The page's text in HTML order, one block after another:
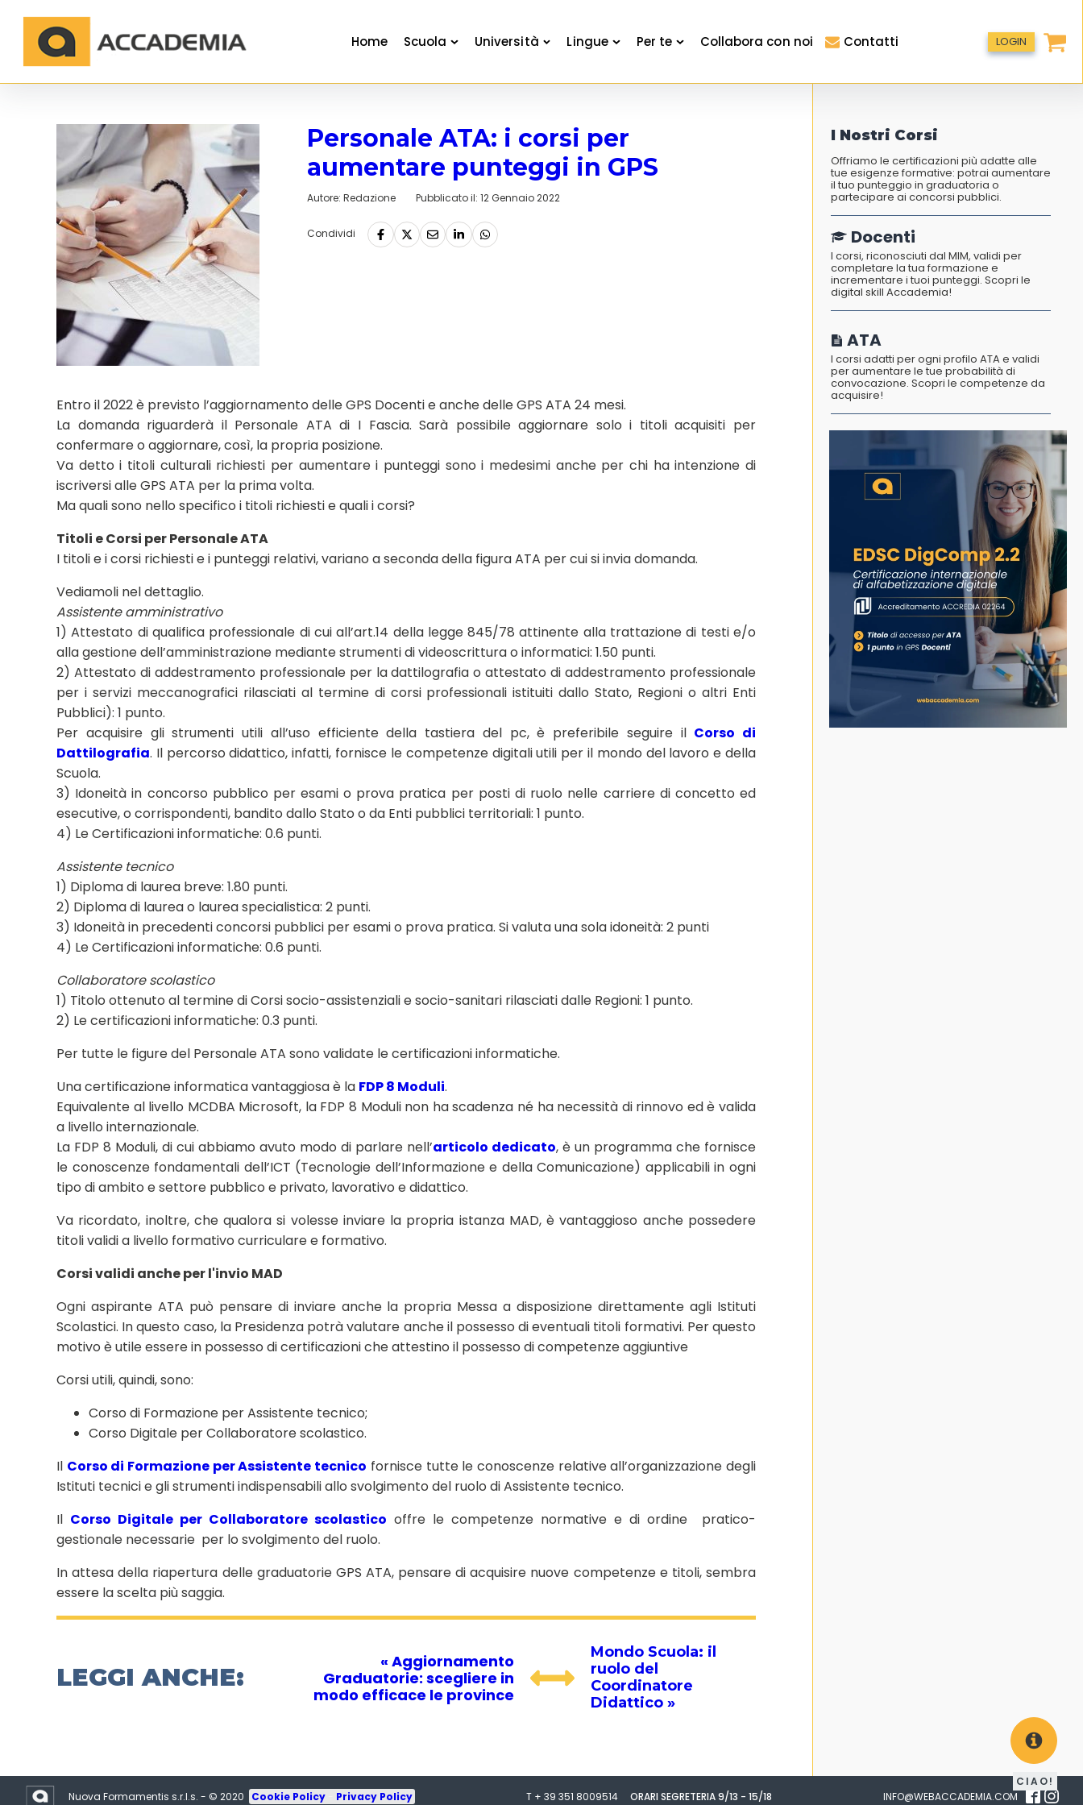
Home Scuola Università Lingue Per te Collabora con noi Contatti LOGIN
Personale ATA: i corsi per
aumentare punteggi in GPS
Autore:Redazione Pubblicato il:12 Gennaio 2022
Condividi
Entro il 2022 è previsto l’aggiornamento delle GPS Docenti e anche delle GPS ATA 24 mesi.
La domanda riguarderà il Personale ATA di I Fascia. Sarà possibile aggiornare solo i titoli acquisiti per
confermare o aggiornare, così, la propria posizione.
Va detto i titoli culturali richiesti per aumentare i punteggi sono i medesimi anche per chi ha intenzione di
iscriversi alle GPS ATA per la prima volta.
Ma quali sono nello specifico i titoli richiesti e quali i corsi?
Titoli e Corsi per Personale ATA
I titoli e i corsi richiesti e i punteggi relativi, variano a seconda della figura ATA per cui si invia domanda.
Vediamoli nel dettaglio.
Assistente amministrativo
1) Attestato di qualifica professionale di cui all’art.14 della legge 845/78 attinente alla trattazione di testi e/o
alla gestione dell’amministrazione mediante strumenti di videoscrittura o informatici: 1.50 punti.
2) Attestato di addestramento professionale per la dattilografia o attestato di addestramento professionale
per i servizi meccanografici rilasciati al termine di corsi professionali istituiti dallo Stato, Regioni o altri Enti
Pubblici): 1 punto.
Per acquisire gli strumenti utili all’uso efficiente della tastiera del pc, è preferibile seguire il Corso di
Dattilografia. Il percorso didattico, infatti, fornisce le competenze digitali utili per il mondo del lavoro e della
Scuola.
3) Idoneità in concorso pubblico per esami o prova pratica per posti di ruolo nelle carriere di concetto ed
esecutive, o corrispondenti, bandito dallo Stato o da Enti pubblici territoriali: 1 punto.
4) Le Certificazioni informatiche: 0.6 punti.
Assistente tecnico
1) Diploma di laurea breve: 1.80 punti.
2) Diploma di laurea o laurea specialistica: 2 punti.
3) Idoneità in precedenti concorsi pubblici per esami o prova pratica. Si valuta una sola idoneità: 2 punti
4) Le Certificazioni informatiche: 0.6 punti.
Collaboratore scolastico
1) Titolo ottenuto al termine di Corsi socio-assistenziali e socio-sanitari rilasciati dalle Regioni: 1 punto.
2) Le certificazioni informatiche: 0.3 punti.
Per tutte le figure del Personale ATA sono validate le certificazioni informatiche.
Una certificazione informatica vantaggiosa è la FDP 8 Moduli.
Equivalente al livello MCDBA Microsoft, la FDP 8 Moduli non ha scadenza né ha necessità di rinnovo ed è valida
a livello internazionale.
La FDP 8 Moduli, di cui abbiamo avuto modo di parlare nell’articolo dedicato, è un programma che fornisce
le conoscenze fondamentali dell’ICT (Tecnologie dell’Informazione e della Comunicazione) applicabili in ogni
tipo di ambito e settore pubblico e privato, lavorativo e didattico.
Va ricordato, inoltre, che qualora si volesse inviare la propria istanza MAD, è vantaggioso anche possedere
titoli validi a livello formativo curriculare e formativo.
Corsi validi anche per l'invio MAD
Ogni aspirante ATA può pensare di inviare anche la propria Messa a disposizione direttamente agli Istituti
Scolastici. In questo caso, la Presidenza potrà valutare anche il possesso di eventuali titoli formativi. Per questo
motivo è utile essere in possesso di certificazioni che attestino il possesso di competenze aggiuntive
Corsi utili, quindi, sono:
Corso di Formazione per Assistente tecnico;
Corso Digitale per Collaboratore scolastico.
Il Corso di Formazione per Assistente tecnico fornisce tutte le conoscenze relative all’organizzazione degli
Istituti tecnici e gli strumenti indispensabili allo svolgimento del ruolo di Assistente tecnico.
Il Corso Digitale per Collaboratore scolastico offre le competenze normative e di ordine pratico-
gestionale necessarie per lo svolgimento del ruolo.
In attesa della riapertura delle graduatorie GPS ATA, pensare di acquisire nuove competenze e titoli, sembra
essere la scelta più saggia.
LEGGI ANCHE:
« Aggiornamento
Graduatorie: scegliere in
modo efficace le province
Mondo Scuola: il
ruolo del
Coordinatore
Didattico »
I Nostri Corsi
Offriamo le certificazioni più adatte alle
tue esigenze formative: potrai aumentare
il tuo punteggio in graduatoria o
partecipare ai concorsi pubblici.
Docenti
I corsi, riconosciuti dal MIM, validi per
completare la tua formazione e
incrementare i tuoi punteggi. Scopri le
digital skill Accademia!
ATA
I corsi adatti per ogni profilo ATA e validi
per aumentare le tue probabilità di
convocazione. Scopri le competenze da
acquisire!
Nuova Formamentis s.r.l.s. - © 2020 Cookie Policy Privacy Policy T + 39 351 8009514 ORARI SEGRETERIA 9/13 - 15/18 INFO@WEBACCADEMIA.COM
CIAO!